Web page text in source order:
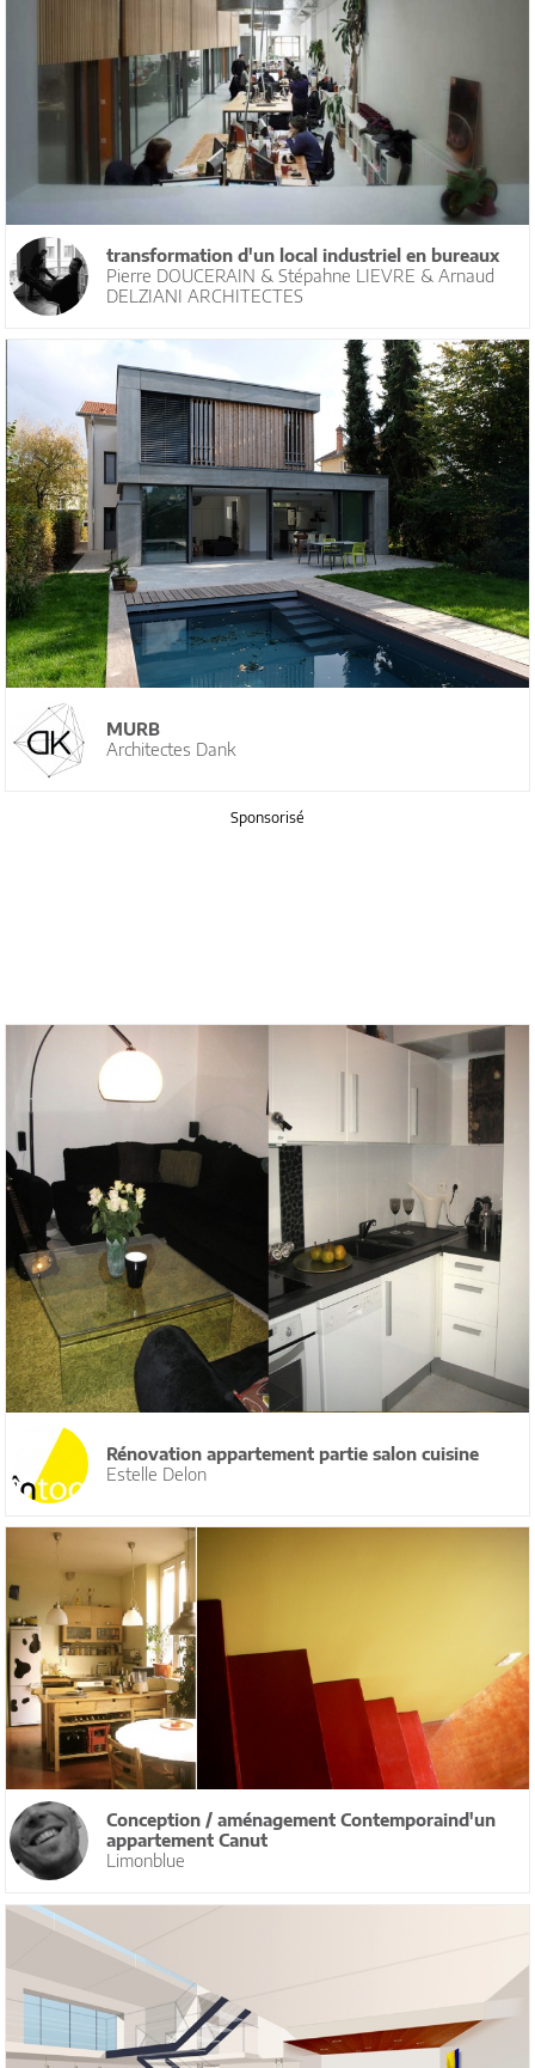
transformation d'un local industriel en bureaux
Pierre DOUCERAIN & Stépahne LIEVRE & Arnaud
DELZIANI ARCHITECTES
MURB
Architectes Dank
Sponsorisé
Rénovation appartement partie salon cuisine
Estelle Delon
Conception / aménagement Contemporaind'un
appartement Canut
Limonblue